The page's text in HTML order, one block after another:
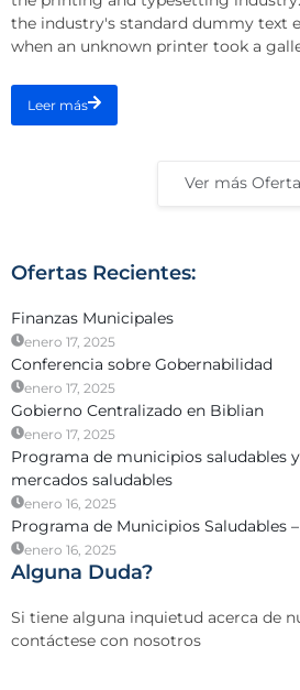
the industry's standard dummy text
when an unknown printer took a
Leer más
Ver más
Ofertas Recientes:
Finanzas Municipales
enero 17, 2025
Conferencia sobre Gobernabilidad
enero 17, 2025
Gobierno Centralizado en Biblian
enero 17, 2025
Programa de municipios saludables
mercados saludables
enero 16, 2025
Programa de Municipios Saludables
enero 16, 2025
Alguna Duda?
Si tiene alguna inquietud acerca de
contáctese con nosotros